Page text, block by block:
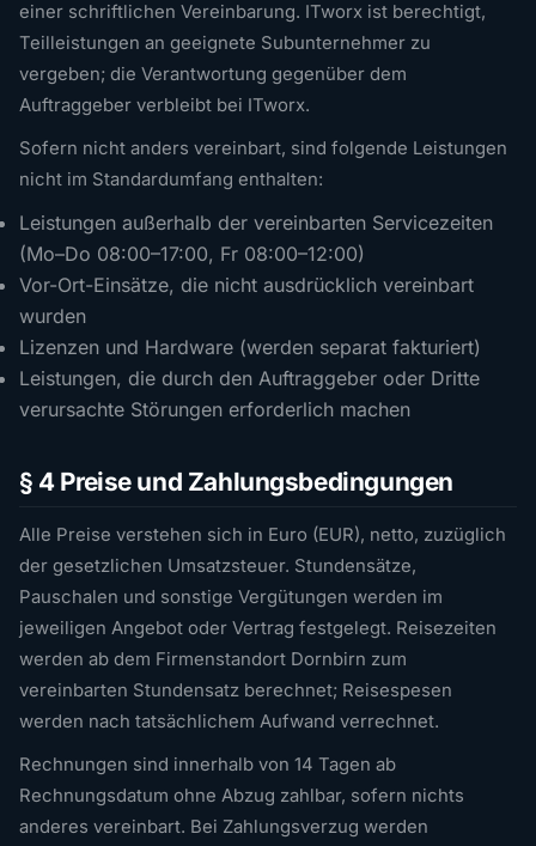
einer schriftlichen Vereinbarung. ITworx ist berechtigt,
Teilleistungen an geeignete Subunternehmer zu
vergeben; die Verantwortung gegenüber dem
Auftraggeber verbleibt bei ITworx.
Sofern nicht anders vereinbart, sind folgende Leistungen
nicht im Standardumfang enthalten:
Leistungen außerhalb der vereinbarten Servicezeiten
(Mo–Do 08:00–17:00, Fr 08:00–12:00)
Vor-Ort-Einsätze, die nicht ausdrücklich vereinbart
wurden
Lizenzen und Hardware (werden separat fakturiert)
Leistungen, die durch den Auftraggeber oder Dritte
verursachte Störungen erforderlich machen
§ 4 Preise und Zahlungsbedingungen
Alle Preise verstehen sich in Euro (EUR), netto, zuzüglich
der gesetzlichen Umsatzsteuer. Stundensätze,
Pauschalen und sonstige Vergütungen werden im
jeweiligen Angebot oder Vertrag festgelegt. Reisezeiten
werden ab dem Firmenstandort Dornbirn zum
vereinbarten Stundensatz berechnet; Reisespesen
werden nach tatsächlichem Aufwand verrechnet.
Rechnungen sind innerhalb von 14 Tagen ab
Rechnungsdatum ohne Abzug zahlbar, sofern nichts
anderes vereinbart. Bei Zahlungsverzug werden